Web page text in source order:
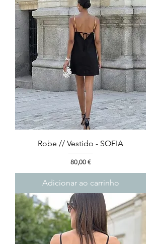
Robe // Vestido - SOFIA
Preço
80,00 €
Adicionar ao carrinho